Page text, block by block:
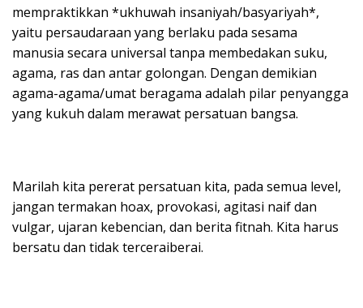
mempraktikkan *ukhuwah insaniyah/basyariyah*,
yaitu persaudaraan yang berlaku pada sesama
manusia secara universal tanpa membedakan suku,
agama, ras dan antar golongan. Dengan demikian
agama-agama/umat beragama adalah pilar penyangga
yang kukuh dalam merawat persatuan bangsa.
Marilah kita pererat persatuan kita, pada semua level,
jangan termakan hoax, provokasi, agitasi naif dan
vulgar, ujaran kebencian, dan berita fitnah. Kita harus
bersatu dan tidak terceraiberai.